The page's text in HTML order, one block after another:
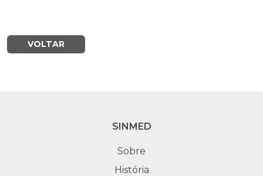
VOLTAR
SINMED
Sobre
História